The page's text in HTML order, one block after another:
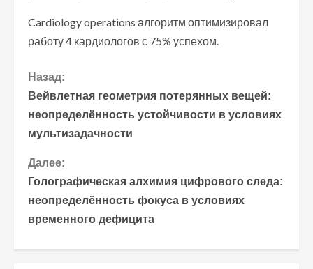
Cardiology operations алгоритм оптимизировал
работу 4 кардиологов с 75% успехом.
П
р
о
д
о
л
ж
Назад:
Вейвлетная геометрия потерянных вещей:
неопределённость устойчивости в условиях
мультизадачности
Далее:
Голографическая алхимия цифрового следа:
неопределённость фокуса в условиях
временного дефицита